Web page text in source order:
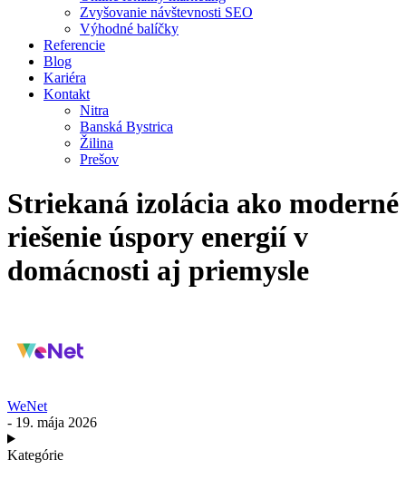
Zvyšovanie návštevnosti SEO
Výhodné balíčky
Referencie
Blog
Kariéra
Kontakt
Nitra
Banská Bystrica
Žilina
Prešov
Striekaná izolácia ako moderné
riešenie úspory energií v
domácnosti aj priemysle
WeNet
- 19. mája 2026
Kategórie